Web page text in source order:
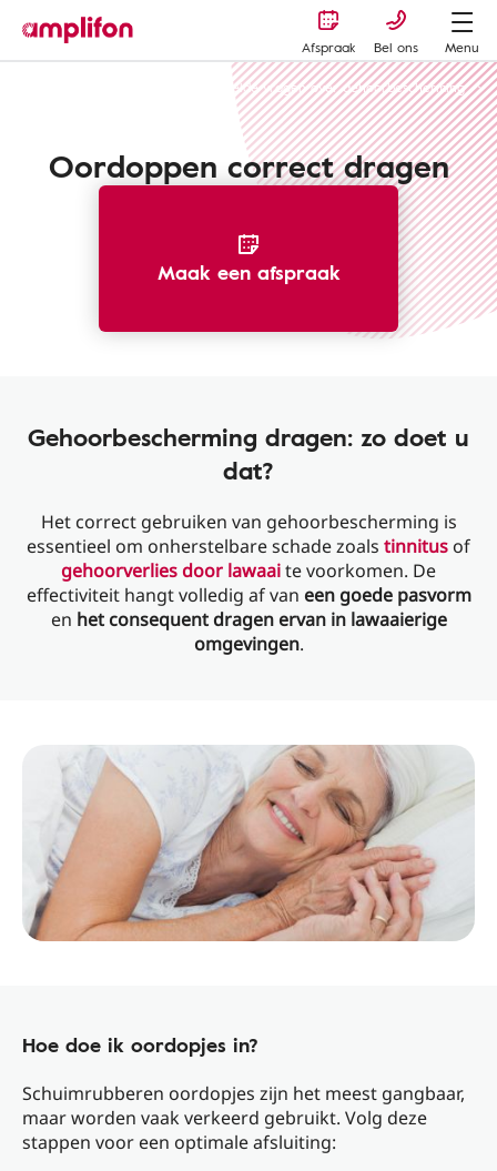
Afspraak Bel ons
Menu
Veelgestelde vragen over gehoorbescherming
Oordoppen correct dragen
Maak een afspraak
Gehoorbescherming dragen: zo doet u
dat?
Het correct gebruiken van gehoorbescherming is
essentieel om onherstelbare schade zoals tinnitusof
gehoorverlies door lawaaite voorkomen. De
effectiviteit hangt volledig af van een goede pasvorm
en het consequent dragen ervan in lawaaierige
omgevingen.
Hoe doe ik oordopjes in?
Schuimrubberen oordopjes zijn het meest gangbaar,
maar worden vaak verkeerd gebruikt. Volg deze
stappen voor een optimale afsluiting: